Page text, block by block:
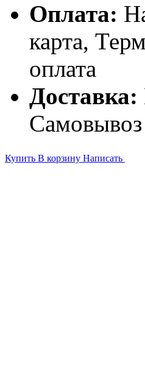
Оплата:
карта,
оплата
Доставка:
Самовывоз
Купить В корзину Написать